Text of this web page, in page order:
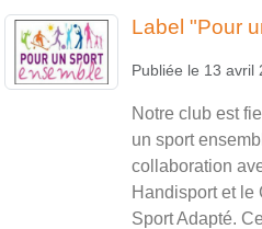
Label "Pour
Publiée le 13 avril
Notre club est
un sport
collaboration
Handisport et le
Sport Adapté.